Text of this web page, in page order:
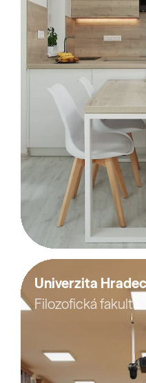
Univerzita
Filozofická fakulta